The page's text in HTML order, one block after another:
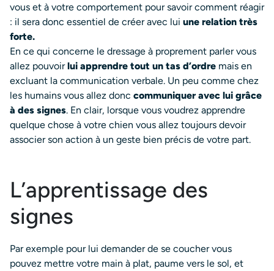
vous et à votre comportement pour savoir comment réagir
: il sera donc essentiel de créer avec lui une relation très
forte.
En ce qui concerne le dressage à proprement parler vous
allez pouvoirlui apprendre tout un tas d’ordre mais en
excluant la communication verbale. Un peu comme chez
les humains vous allez donc communiquer avec lui grâce
à des signes. En clair, lorsque vous voudrez apprendre
quelque chose à votre chien vous allez toujours devoir
associer son action à un geste bien précis de votre part.
L’apprentissage des
signes
Par exemple pour lui demander de se coucher vous
pouvez mettre votre main à plat, paume vers le sol, et